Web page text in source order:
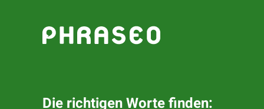
Zum Hauptinhalt springen
Die richtigen Worte finden: